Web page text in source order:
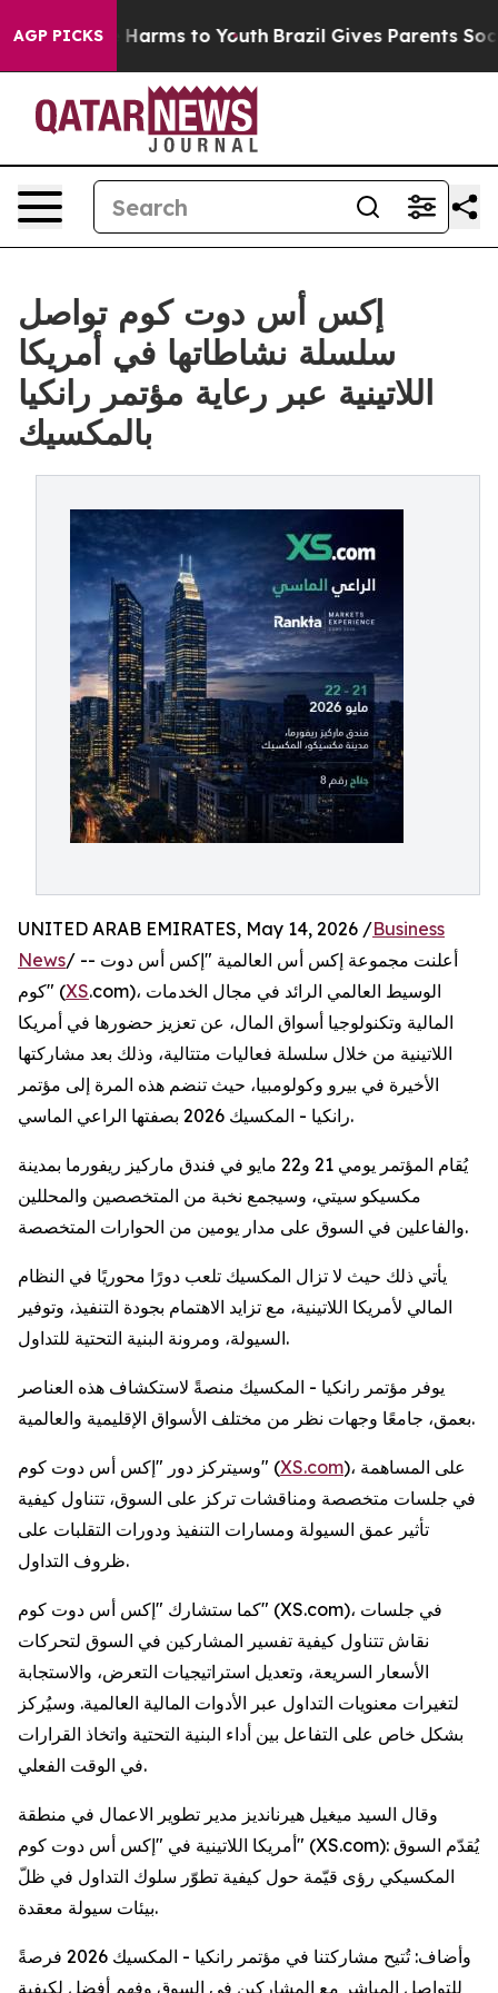
AGP PICKS
Abate Harms to Youth Brazil Gives Parents Social
إكس أس دوت كوم تواصل
سلسلة نشاطاتها في أمريكا
اللاتينية عبر رعاية مؤتمر رانكيا
بالمكسيك
UNITED ARAB EMIRATES, May 14, 2026 /Business
News/ -- أعلنت مجموعة إكس أس العالمية "إكس أس دوت
كوم" (XS.com)، الوسيط العالمي الرائد في مجال الخدمات
المالية وتكنولوجيا أسواق المال، عن تعزيز حضورها في أمريكا
اللاتينية من خلال سلسلة فعاليات متتالية، وذلك بعد مشاركتها
الأخيرة في بيرو وكولومبيا، حيث تنضم هذه المرة إلى مؤتمر
رانكيا - المكسيك 2026 بصفتها الراعي الماسي.
يُقام المؤتمر يومي 21 و22 مايو في فندق ماركيز ريفورما بمدينة
مكسيكو سيتي، وسيجمع نخبة من المتخصصين والمحللين
والفاعلين في السوق على مدار يومين من الحوارات المتخصصة.
يأتي ذلك حيث لا تزال المكسيك تلعب دورًا محوريًا في النظام
المالي لأمريكا اللاتينية، مع تزايد الاهتمام بجودة التنفيذ، وتوفير
السيولة، ومرونة البنية التحتية للتداول.
يوفر مؤتمر رانكيا - المكسيك منصةً لاستكشاف هذه العناصر
بعمق، جامعًا وجهات نظر من مختلف الأسواق الإقليمية والعالمية.
وسيتركز دور "إكس أس دوت كوم" (XS.com)، على المساهمة
في جلسات متخصصة ومناقشات تركز على السوق، تتناول كيفية
تأثير عمق السيولة ومسارات التنفيذ ودورات التقلبات على
ظروف التداول.
كما ستشارك "إكس أس دوت كوم" (XS.com)، في جلسات
نقاش تتناول كيفية تفسير المشاركين في السوق لتحركات
الأسعار السريعة، وتعديل استراتيجيات التعرض، والاستجابة
لتغيرات معنويات التداول عبر الأدوات المالية العالمية. وسيُركز
بشكل خاص على التفاعل بين أداء البنية التحتية واتخاذ القرارات
في الوقت الفعلي.
وقال السيد ميغيل هيرنانديز مدير تطوير الاعمال في منطقة
أمريكا اللاتينية في "إكس أس دوت كوم" (XS.com): يُقدّم السوق
المكسيكي رؤى قيّمة حول كيفية تطوّر سلوك التداول في ظلّ
بيئات سيولة معقدة.
وأضاف: تُتيح مشاركتنا في مؤتمر رانكيا - المكسيك 2026 فرصةً
للتواصل المباشر مع المشاركين في السوق وفهم أفضل لكيفية